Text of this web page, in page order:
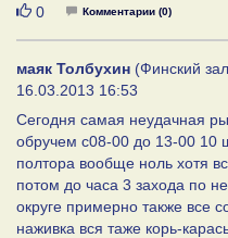
Нравится
0 Комментарии (0)
маяк Толбухин (Финский
16.03.2013 16:53
Сегодня самая неудачная
обручем с08-00 до 13-00 10
полтора вообще ноль хотя
потом до часа 3 захода по
округе примерно также все
наживка вся таже корь-